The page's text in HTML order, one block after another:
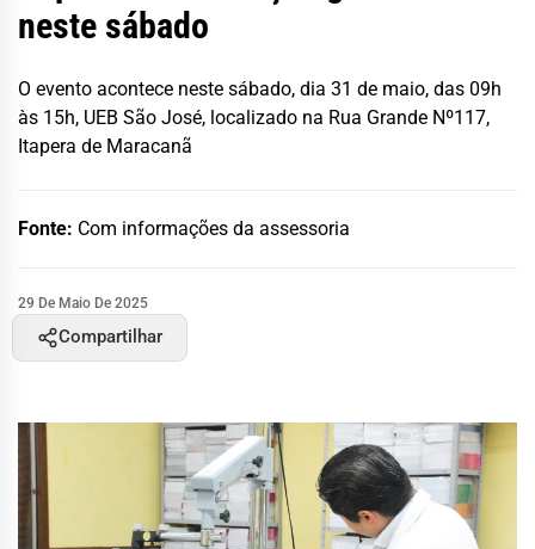
neste sábado
O evento acontece neste sábado, dia 31 de maio, das 09h
às 15h, UEB São José, localizado na Rua Grande Nº117,
Itapera de Maracanã
Fonte: Com informações da assessoria
29 De Maio De 2025
Compartilhar